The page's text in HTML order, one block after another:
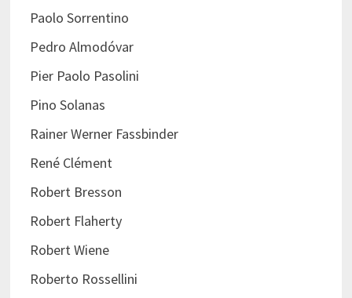
Paolo Sorrentino
Pedro Almodóvar
Pier Paolo Pasolini
Pino Solanas
Rainer Werner Fassbinder
René Clément
Robert Bresson
Robert Flaherty
Robert Wiene
Roberto Rossellini